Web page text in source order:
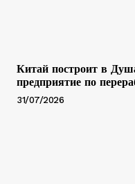
Китай построит в
предприятие по
31/07/2026